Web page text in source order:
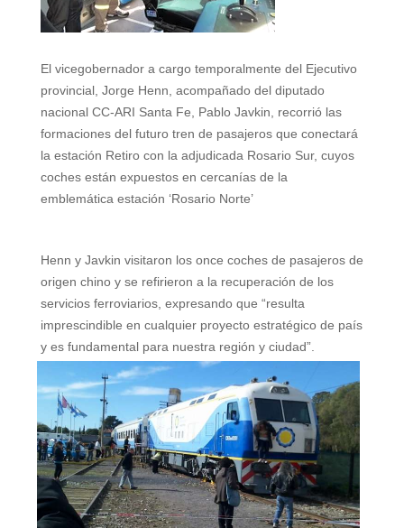
A
p
r
m
e
r
s
o
k
El vicegobernador a cargo temporalmente del Ejecutivo
provincial, Jorge Henn, acompañado del diputado
nacional CC-ARI Santa Fe, Pablo Javkin, recorrió las
formaciones del futuro tren de pasajeros que conectará
la estación Retiro con la adjudicada Rosario Sur, cuyos
coches están expuestos en cercanías de la
emblemática estación ‘Rosario Norte’
Henn y Javkin visitaron los once coches de pasajeros de
origen chino y se refirieron a la recuperación de los
servicios ferroviarios, expresando que “resulta
imprescindible en cualquier proyecto estratégico de país
y es fundamental para nuestra región y ciudad”.